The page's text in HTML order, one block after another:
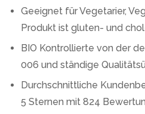
Geeignet für Vegetarier,
Produkt ist gluten- und
BIO Kontrollierte von der
006 und ständige
Durchschnittliche
5 Sternen mit 824